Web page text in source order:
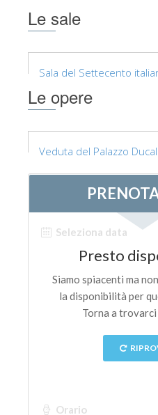
Le sale
Sala del Settecento
Le opere
Veduta del Palazzo